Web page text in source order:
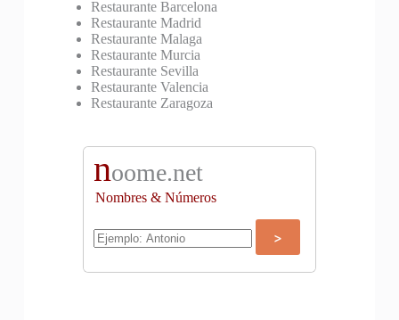
Restaurante Barcelona
Restaurante Madrid
Restaurante Malaga
Restaurante Murcia
Restaurante Sevilla
Restaurante Valencia
Restaurante Zaragoza
noome.net
Nombres & Números